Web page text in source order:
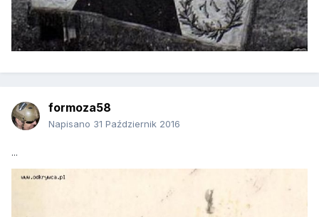
formoza58
Napisano 31 Październik 2016
...